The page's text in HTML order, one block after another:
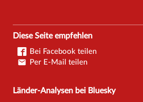
Diese Seite empfehlen
Bei Facebook teilen
Per E-Mail teilen
Länder-Analysen bei Bluesky